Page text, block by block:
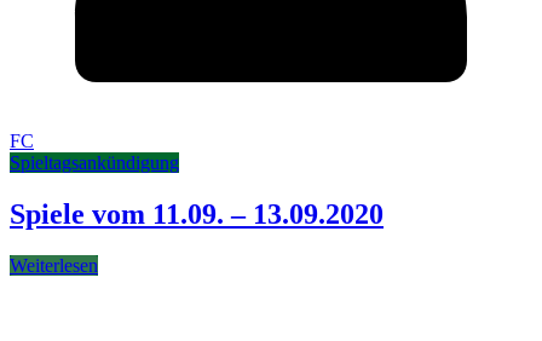
FC
Spieltagsankündigung
Spiele vom 11.09. – 13.09.2020
Weiterlesen